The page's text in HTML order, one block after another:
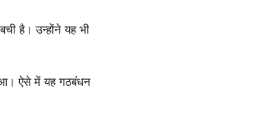
है। उन्होंने यह भी
ऐसे में यह गठबंधन